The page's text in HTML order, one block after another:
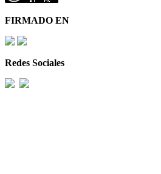
FIRMADO EN
Redes Sociales